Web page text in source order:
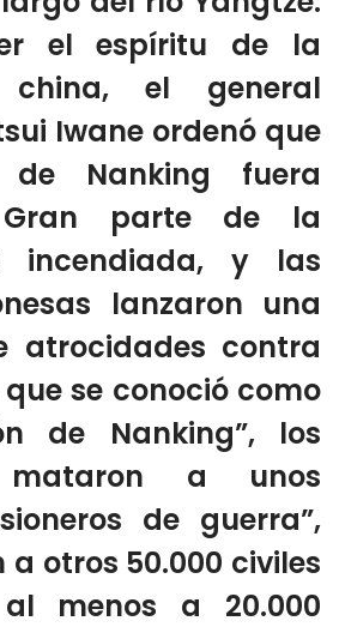
el espíritu de la
china, el general
Iwane ordenó que
Nanking fuera
Gran parte de la
incendiada, y las
lanzaron una
atrocidades contra
que se conoció como
de Nanking”, los
mataron a unos
de guerra”,
otros 50.000 civiles
menos a 20.000